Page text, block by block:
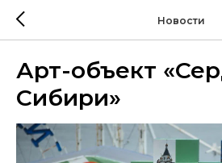
Новости
Арт-объект
Сибири»